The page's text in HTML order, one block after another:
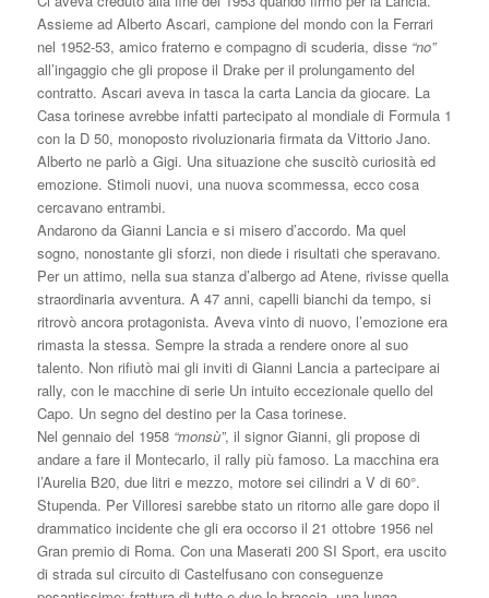
Assieme ad Alberto Ascari, campione del mondo con la Ferrari
nel 1952-53, amico fraterno e compagno di scuderia, disse “no”
all’ingaggio che gli propose il Drake per il prolungamento del
contratto. Ascari aveva in tasca la carta Lancia da giocare. La
Casa torinese avrebbe infatti partecipato al mondiale di Formula 1
con la D 50, monoposto rivoluzionaria firmata da Vittorio Jano.
Alberto ne parlò a Gigi. Una situazione che suscitò curiosità ed
emozione. Stimoli nuovi, una nuova scommessa, ecco cosa
cercavano entrambi.
Andarono da Gianni Lancia e si misero d’accordo. Ma quel
sogno, nonostante gli sforzi, non diede i risultati che speravano.
Per un attimo, nella sua stanza d’albergo ad Atene, rivisse quella
straordinaria avventura. A 47 anni, capelli bianchi da tempo, si
ritrovò ancora protagonista. Aveva vinto di nuovo, l’emozione era
rimasta la stessa. Sempre la strada a rendere onore al suo
talento. Non rifiutò mai gli inviti di Gianni Lancia a partecipare ai
rally, con le macchine di serie Un intuito eccezionale quello del
Capo. Un segno del destino per la Casa torinese.
Nel gennaio del 1958 “monsù”, il signor Gianni, gli propose di
andare a fare il Montecarlo, il rally più famoso. La macchina era
l’Aurelia B20, due litri e mezzo, motore sei cilindri a V di 60°.
Stupenda. Per Villoresi sarebbe stato un ritorno alle gare dopo il
drammatico incidente che gli era occorso il 21 ottobre 1956 nel
Gran premio di Roma. Con una Maserati 200 SI Sport, era uscito
di strada sul circuito di Castelfusano con conseguenze